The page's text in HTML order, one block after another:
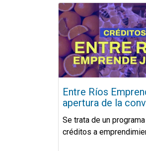
Entre Ríos
apertura de la
Se trata de un
créditos a